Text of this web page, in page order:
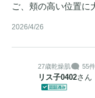
ご、頬の高い位置に
2026/4/26
27歳乾燥肌 55件
リス子0402さん